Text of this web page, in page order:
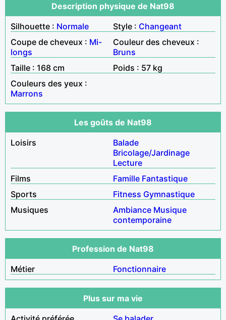
Description physique de Nat98
Silhouette : Normale Style : Changeant
Coupe de cheveux : Mi-
longs
Couleur des cheveux :
Bruns
Taille : 168 cm
Poids : 57 kg
Couleurs des yeux :
Marrons
Les goûts de Nat98
Loisirs
Balade
Bricolage/Jardinage
Lecture
Films
Famille Fantastique
Sports
Fitness Gymnastique
Musiques
Ambiance Musique
contemporaine
Profession de Nat98
Métier
Fonctionnaire
Plus sur ma vie